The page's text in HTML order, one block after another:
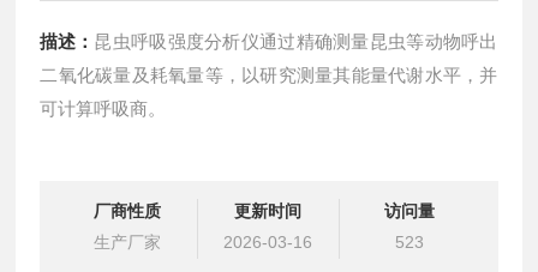
描述： 昆虫呼吸强度分析仪通过精确测量昆虫等动物呼出
二氧化碳量及耗氧量等，以研究测量其能量代谢水平，并
可计算呼吸商。
厂商性质
生产厂家
更新时间
2026-03-16
访问量
523